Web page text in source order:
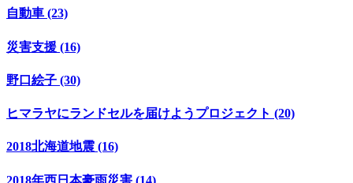
自動車 (23)
災害支援 (16)
野口絵子 (30)
ヒマラヤにランドセルを届けようプロジェクト (20)
2018北海道地震 (16)
2018年西日本豪雨災害 (14)